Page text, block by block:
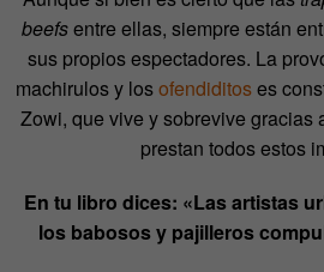
beefsentre ellas, siempre están
sus propios espectadores. La
machirulos y losofendiditoses
Zowi, que vive y sobrevive gracias
prestan todos estos
En tu libro dices: «Las artistas
los babosos y pajilleros